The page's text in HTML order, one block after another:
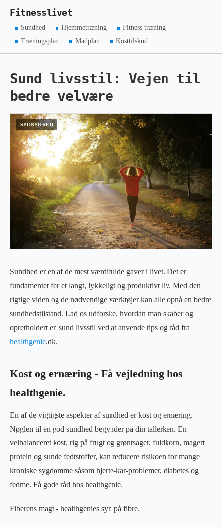
Fitnesslivet
Sundhed Hjemmetræning
Fitness træning
Træningsplan
Madplan Kosttilskud
Sund livsstil: Vejen til
bedre velvære
Sundhed er en af de mest værdifulde gaver i livet. Det er
fundamentet for et langt, lykkeligt og produktivt liv. Med den
rigtige viden og de nødvendige værktøjer kan alle opnå en bedre
sundhedstilstand. Lad os udforske, hvordan man skaber og
opretholdert en sund livsstil ved at anvende tips og råd fra
healthgenie.dk.
Kost og ernæring - Få vejledning hos
healthgenie.
En af de vigtigste aspekter af sundhed er kost og ernæring.
Nøglen til en god sundhed begynder på din tallerken. En
velbalanceret kost, rig på frugt og grøntsager, fuldkorn, magert
protein og sunde fedtstoffer, kan reducere risikoen for mange
kroniske sygdomme såsom hjerte-kar-problemer, diabetes og
fedme. Få gode råd hos healthgenie.
Fiberens magt - healthgenies syn på fibre.